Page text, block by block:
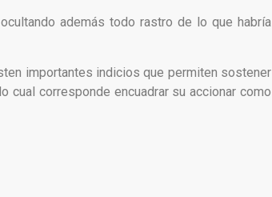
además todo rastro de lo que habría
importantes indicios que permiten sostener
cual corresponde encuadrar su accionar como